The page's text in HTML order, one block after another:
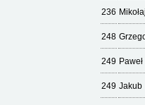
236
248
249 Paweł
249 Jakub